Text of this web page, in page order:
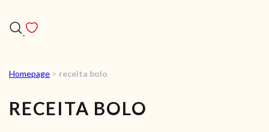
VÍDEOS
Homepage > receita bolo
RECEITA BOLO